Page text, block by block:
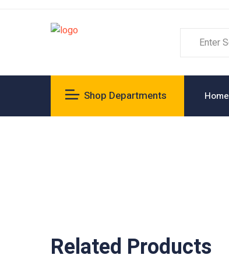
Shop Departments Home
Related Products